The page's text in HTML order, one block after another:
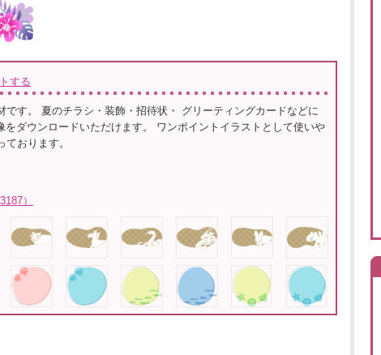
する
です。 夏のチラシ・装飾・招待状・ グリーティングカードなどに
をダウンロードいただけます。 ワンポイントイラストとして使いや
おります。
）